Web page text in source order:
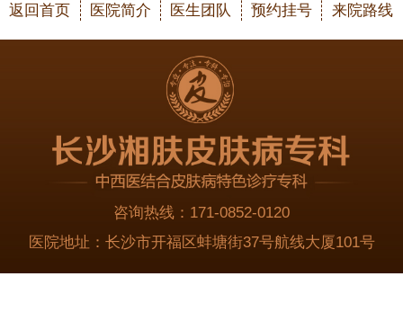
返回首页 医院简介 医生团队 预约挂号 来院路线
咨询热线： 171-0852-0120
医院地址： 长沙市开福区蚌塘街37号航线大厦101号